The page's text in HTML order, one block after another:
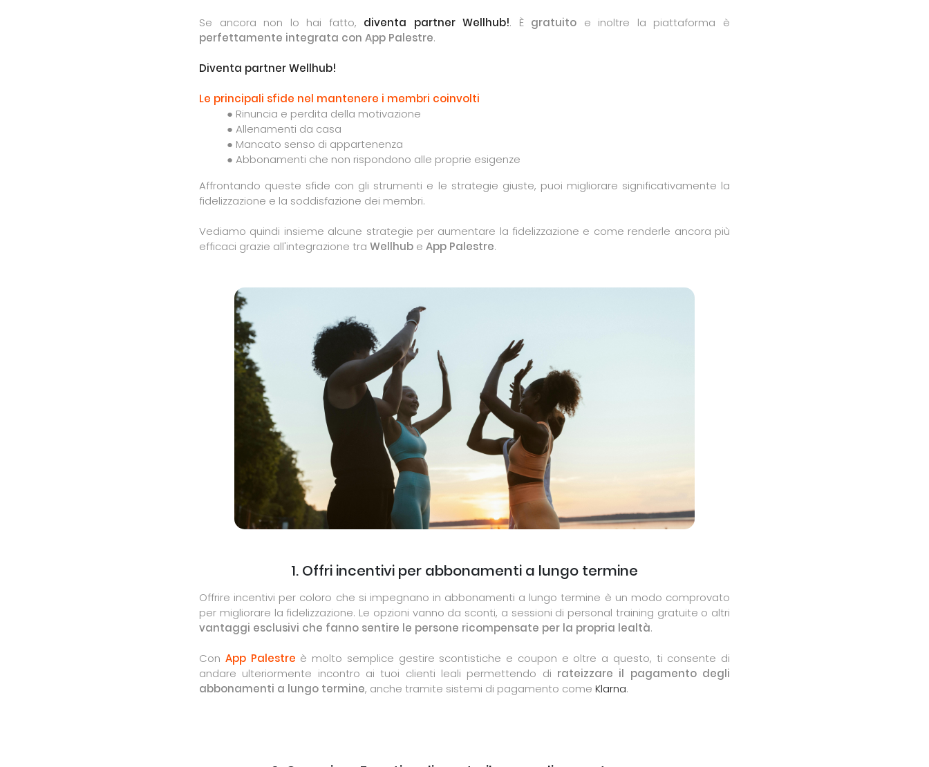
Se ancora non lo hai fatto, diventa partner Wellhub!. È gratuito e inoltre la piattaforma è
perfettamente integrata con App Palestre.
Diventa partner Wellhub!
Le principali sfide nel mantenere i membri coinvolti
● Rinuncia e perdita della motivazione
● Allenamenti da casa
● Mancato senso di appartenenza
● Abbonamenti che non rispondono alle proprie esigenze
Affrontando queste sfide con gli strumenti e le strategie giuste, puoi migliorare significativamente la
fidelizzazione e la soddisfazione dei membri.
Vediamo quindi insieme alcune strategie per aumentare la fidelizzazione e come renderle ancora più
efficaci grazie all'integrazione tra Wellhub e App Palestre.
1. Offri incentivi per abbonamenti a lungo termine
Offrire incentivi per coloro che si impegnano in abbonamenti a lungo termine è un modo comprovato
per migliorare la fidelizzazione. Le opzioni vanno da sconti, a sessioni di personal training gratuite o altri
vantaggi esclusivi che fanno sentire le persone ricompensate per la propria lealtà.
Con App Palestre è molto semplice gestire scontistiche e coupon e oltre a questo, ti consente di
andare ulteriormente incontro ai tuoi clienti leali permettendo di rateizzare il pagamento degli
abbonamenti a lungo termine, anche tramite sistemi di pagamento come Klarna.